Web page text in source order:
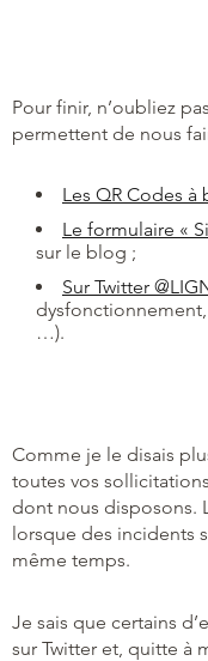
Pour finir, n’oubliez
permettent de nous
Les QR Codes à
Le formulaire «
sur le blog ;
Sur Twitter
…).
Comme je le disais
toutes vos
dont nous disposons.
lorsque des incidents
même temps.
Je sais que certains
sur Twitter et, quitte à